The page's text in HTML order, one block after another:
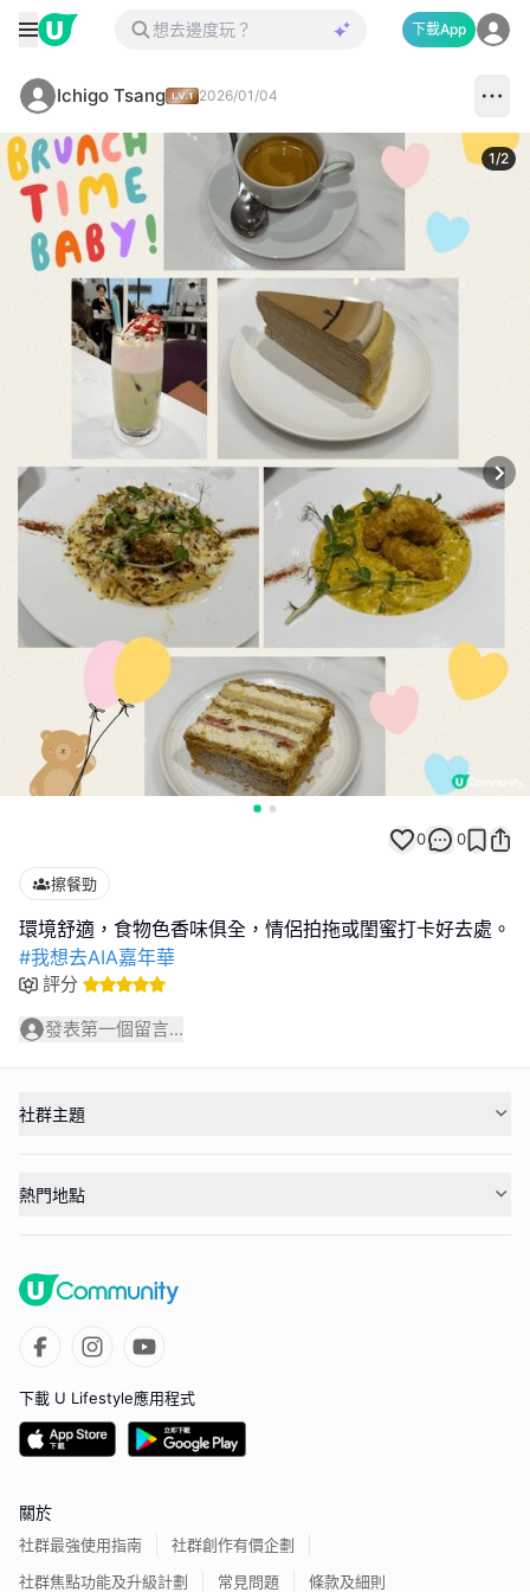
下載App
Ichigo Tsang 2026/01/04
1/2
0 0
擦餐勁
#我想去AIA嘉年華
評分
發表第一個留言...
社群主題
熱門地點
下載 U Lifestyle應用程式
關於
社群最強使用指南
社群創作有價企劃
社群焦點功能及升級計劃
常見問題 條款及細則